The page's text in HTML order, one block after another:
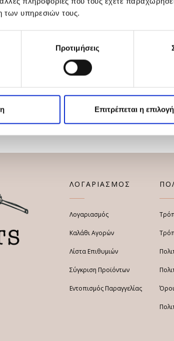
υπηρεσιών τους.
Προτιμήσεις
Επιτρέπεται η επιλογή
ΛΟΓΑΡΙΑΣΜΟΣ
Λογαριασμός
Καλάθι Αγορών
Λίστα Επιθυμιών
Σύγκριση Προϊόντων
Εντοπισμός Παραγγελίας